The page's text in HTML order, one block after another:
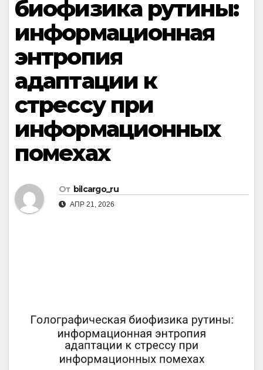
биофизика рутины:
информационная
энтропия
адаптации к
стрессу при
информационных
помехах
От bilcargo_ru
АПР 21, 2026